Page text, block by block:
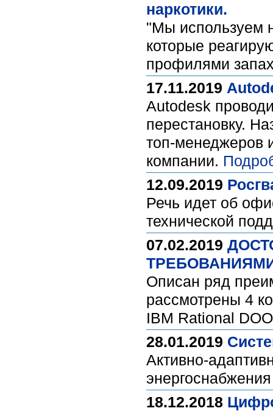
наркотики.
"Мы используем
которые
профилями
17.11.2019
Autodesk
перестановку.
топ-менеджеров
компании.
12.09.2019
Речь идет об
технической
07.02.2019
Описан ряд
рассмотрены 4
IBM Rational
28.01.2019
Активно-
18.12.2018